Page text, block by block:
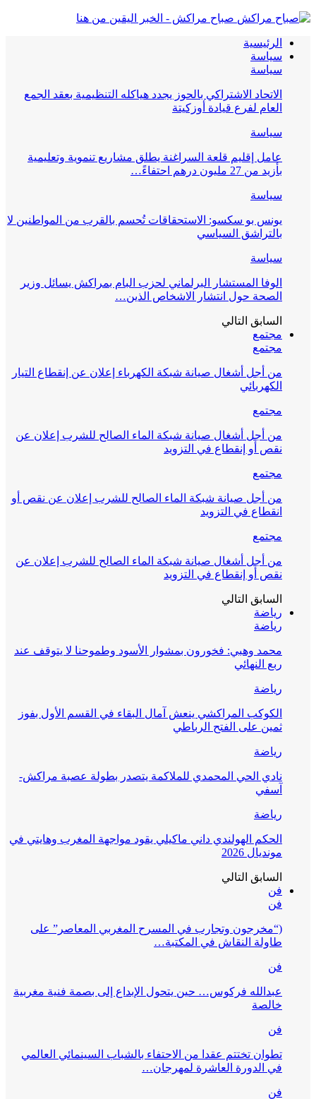
صباح مراكش - الخبر اليقين من هنا
الرئيسية
سياسة
سياسة
الاتحاد الاشتراكي بالحوز يجدد هياكله التنظيمية بعقد الجمع
العام لفرع قيادة أوزكيتة
سياسة
عامل إقليم قلعة السراغنة يطلق مشاريع تنموية وتعليمية
بأزيد من 27 مليون درهم احتفاءً…
سياسة
يونس بو سكسو: الاستحقاقات تُحسم بالقرب من المواطنين لا
بالتراشق السياسي
سياسة
الوفا المستشار البرلماني لحزب البام بمراكش يسائل وزير
الصحة حول انتشار الاشخاص الذين…
السابق التالي
مجتمع
مجتمع
من أجل أشغال صيانة شبكة الكهرباء إعلان عن إنقطاع التيار
الكهربائي
مجتمع
من أجل أشغال صيانة شبكة الماء الصالح للشرب إعلان عن
نقص أو إنقطاع في التزويد
مجتمع
من أجل صيانة شبكة الماء الصالح للشرب إعلان عن نقص أو
انقطاع في التزويد
مجتمع
من أجل أشغال صيانة شبكة الماء الصالح للشرب إعلان عن
نقص أو إنقطاع في التزويد
السابق التالي
رياضة
رياضة
محمد وهبي: فخورون بمشوار الأسود وطموحنا لا يتوقف عند
ربع النهائي
رياضة
الكوكب المراكشي ينعش آمال البقاء في القسم الأول بفوز
ثمين على الفتح الرباطي
رياضة
نادي الحي المحمدي للملاكمة يتصدر بطولة عصبة مراكش-
آسفي
رياضة
الحكم الهولندي داني ماكيلي يقود مواجهة المغرب وهايتي في
مونديال 2026
السابق التالي
فن
فن
(“مخرجون وتجارب في المسرح المغربي المعاصر” على
طاولة النقاش في المكتبة…
فن
عبدالله فركوس… حين يتحول الإبداع إلى بصمة فنية مغربية
خالصة
فن
تطوان تختتم عقدا من الاحتفاء بالشباب السينمائي العالمي
في الدورة العاشرة لمهرجان…
فن